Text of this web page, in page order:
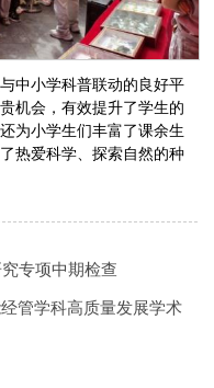
中小学科普联动的良好平
机会，有效提升了学生的
为小学生们丰富了课余生
热爱科学、探索自然的种
专项中期检查
管学科高质量发展学术